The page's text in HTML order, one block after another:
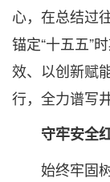
心，在总结过
锚定“十五五”
效、以创新赋
行，全力谱写
守牢安全红
始终牢固树